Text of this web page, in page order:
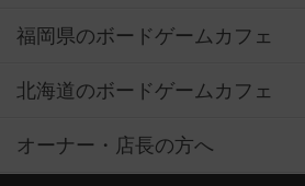
福岡県のボードゲームカフェ
北海道のボードゲームカフェ
オーナー・店長の方へ